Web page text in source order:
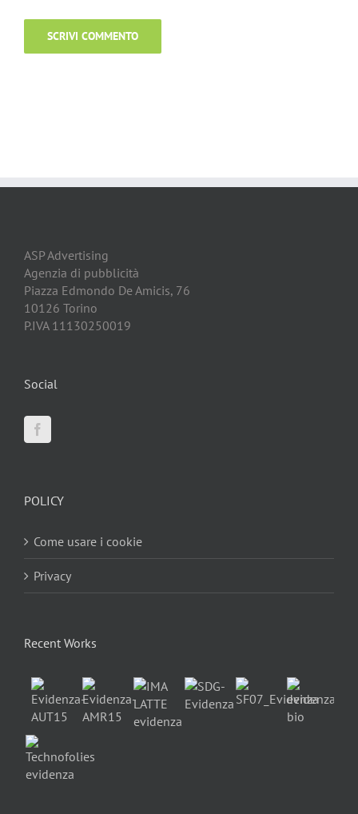
ASP Advertising
Agenzia di pubblicità
Piazza Edmondo De Amicis, 76
10126 Torino
P.IVA 11130250019
Social
POLICY
Come usare i cookie
Privacy
Recent Works